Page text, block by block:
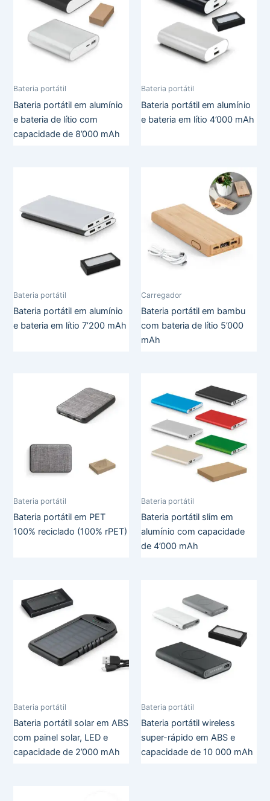
Bateria portátil
Bateria portátil em alumínio
e bateria de lítio com
capacidade de 8’000 mAh
Bateria portátil
Bateria portátil em alumínio
e bateria em lítio 4’000 mAh
Bateria portátil
Bateria portátil em alumínio
e bateria em lítio 7’200 mAh
Carregador
Bateria portátil em bambu
com bateria de lítio 5’000
mAh
Bateria portátil
Bateria portátil em PET
100% reciclado (100% rPET)
Bateria portátil
Bateria portátil slim em
alumínio com capacidade
de 4’000 mAh
Bateria portátil
Bateria portátil solar em ABS
com painel solar, LED e
capacidade de 2’000 mAh
Bateria portátil
Bateria portátil wireless
super-rápido em ABS e
capacidade de 10 000 mAh